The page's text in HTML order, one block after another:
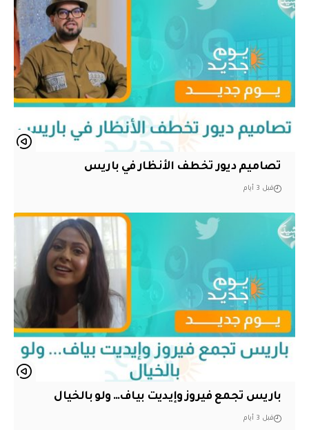
تصاميم ديور تخطف الأنظار في باريس
قبل 3 أيام
باريس تجمع فيروز وإيديت بياف… ولو بالخيال
قبل 3 أيام